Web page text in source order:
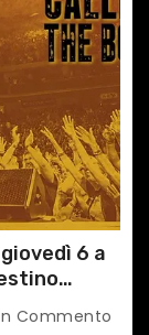
giovedì 6 a
Commento